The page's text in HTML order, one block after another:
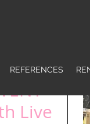
REFERENCES
Live